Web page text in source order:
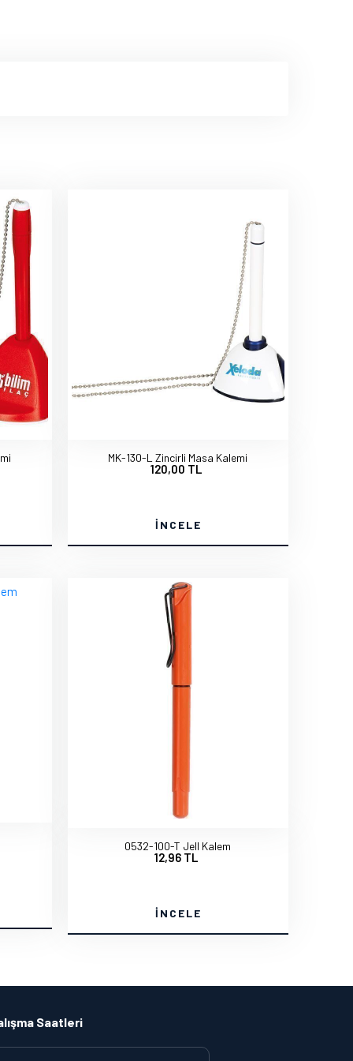
MK-130-L Zincirli Masa Kalemi
120,00 TL
İNCELE
0532-100-T Jell Kalem
12,96 TL
İNCELE
Saatleri